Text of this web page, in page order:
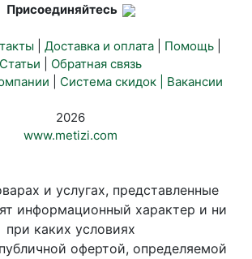
Присоединяйтесь
Доставка и оплата Помощь
Статьи
Обратная связь
Система скидок | Вакансии
2026
www.metizi.com
и услугах, представленные
информационный характер и ни
при каких условиях
офертой, определяемой